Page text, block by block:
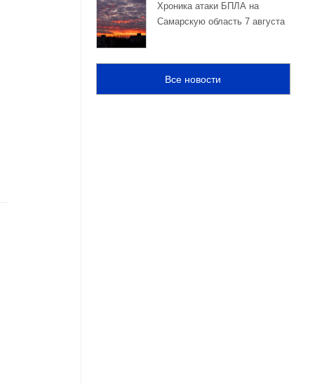
Хроника атаки БПЛА на
Самарскую область 7 августа
Все новости